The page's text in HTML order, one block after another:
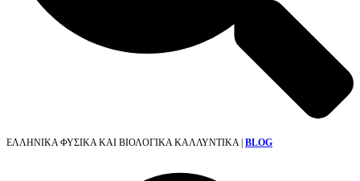
ΕΛΛΗΝΙΚΑ ΦΥΣΙΚΑ ΚΑΙ ΒΙΟΛΟΓΙΚΑ ΚΑΛΛΥΝΤΙΚΑ | BLOG